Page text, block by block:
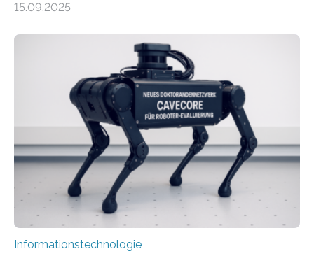
Lösungsweg ist inspiriert vom menschlichen Gehirn. Die
stellt die heutige Computertechnik vor
Herausforderungen. Herkömmliche Silizium-
Prozessoren stoßen an ihre Grenzen: Sie verbrauchen
viel Energie, die Speicher- und Verarbeitungseinheiten
sind voneinander getrennt und die Datenübertragung
bremst komplexe Anwendungen aus. Da KI-Modelle
immer größer werden und riesige Datenmengen
verarbeiten müssen, steigt der Bedarf an neuen
Rechenarchitekturen. Neben Quantencomputern
rücken dabei insbesondere…
15.09.2025
Informationstechnologie